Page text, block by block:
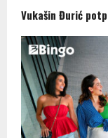
Vukašin Đurić